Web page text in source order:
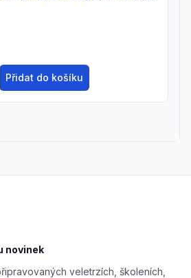
Přidat do košíku
novinek
veletrzích, školeních,